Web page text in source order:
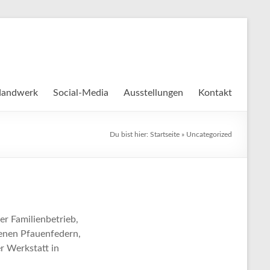
Social-Media Ausstellungen Kontakt
Du bist hier: Startseite » Uncategorized
Familienbetrieb,
Pfauenfedern,
Werkstatt in